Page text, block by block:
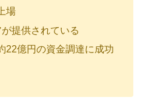
場
提供されている
22億円の資金調達に成功